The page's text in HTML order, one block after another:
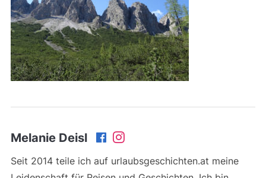
Melanie Deisl
Seit 2014 teile ich auf urlaubsgeschichten.at meine